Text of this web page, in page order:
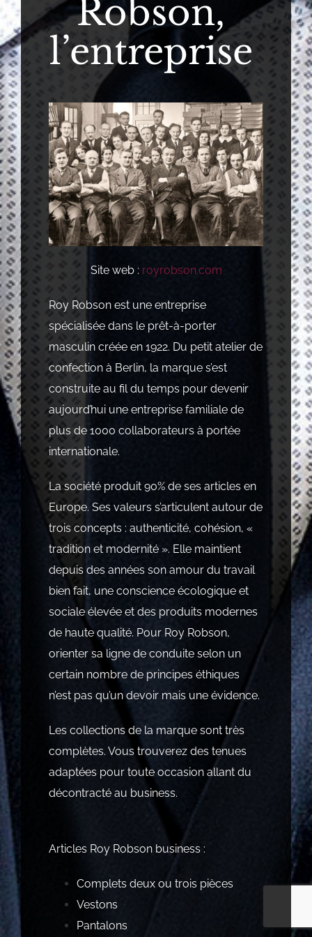
Robson,
l’entreprise
Site web : royrobson.com
Roy Robson est une entreprise
spécialisée dans le prêt-à-porter
masculin créée en 1922. Du petit atelier de
confection à Berlin, la marque s’est
construite au fil du temps pour devenir
aujourd’hui une entreprise familiale de
plus de 1000 collaborateurs à portée
internationale.
La société produit 90% de ses articles en
Europe. Ses valeurs s’articulent autour de
trois concepts : authenticité, cohésion, «
tradition et modernité ». Elle maintient
depuis des années son amour du travail
bien fait, une conscience écologique et
sociale élevée et des produits modernes
de haute qualité. Pour Roy Robson,
orienter sa ligne de conduite selon un
certain nombre de principes éthiques
n’est pas qu’un devoir mais une évidence.
Les collections de la marque sont très
complètes. Vous trouverez des tenues
adaptées pour toute occasion allant du
décontracté au business.
Articles Roy Robson business :
Complets deux ou trois pièces
Vestons
Pantalons